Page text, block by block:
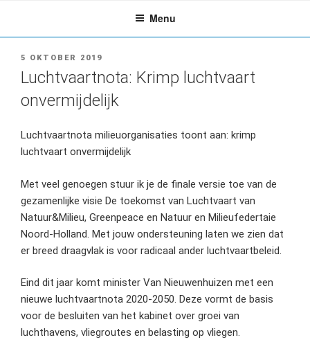
de
inhoud
Menu
GEPLAATST
OP
5 OKTOBER 2019
Luchtvaartnota: Krimp luchtvaart
onvermijdelijk
Luchtvaartnota milieuorganisaties toont aan: krimp
luchtvaart onvermijdelijk
Met veel genoegen stuur ik je de finale versie toe van de
gezamenlijke visie De toekomst van Luchtvaart van
Natuur&Milieu, Greenpeace en Natuur en Milieufedertaie
Noord-Holland. Met jouw ondersteuning laten we zien dat
er breed draagvlak is voor radicaal ander luchtvaartbeleid.
Eind dit jaar komt minister Van Nieuwenhuizen met een
nieuwe luchtvaartnota 2020-2050. Deze vormt de basis
voor de besluiten van het kabinet over groei van
luchthavens, vliegroutes en belasting op vliegen.